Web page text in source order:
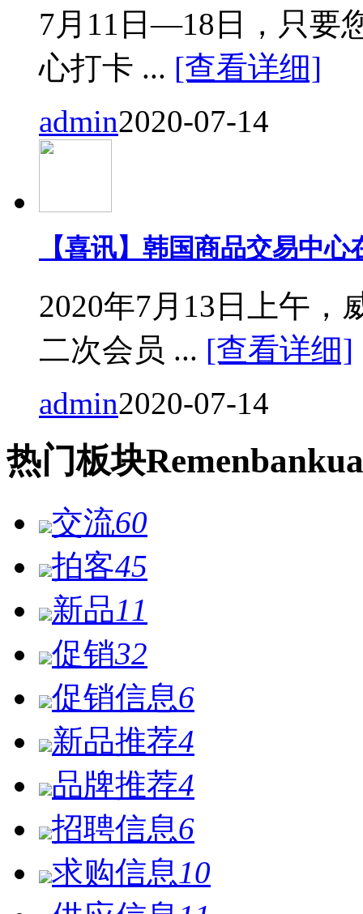
7月11日—18日，只要
心打卡 ... [查看详细]
admin2020-07-14
【喜讯】韩国商品交易中
2020年7月13日上午，
二次会员 ... [查看详细]
admin2020-07-14
热门板块Remen
交流60
拍客45
新品11
促销32
促销信息6
新品推荐4
品牌推荐4
招聘信息6
求购信息 10